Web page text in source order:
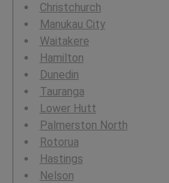
Christchurch
Manukau City
Waitakere
Hamilton
Dunedin
Tauranga
Lower Hutt
Palmerston North
Rotorua
Hastings
Nelson